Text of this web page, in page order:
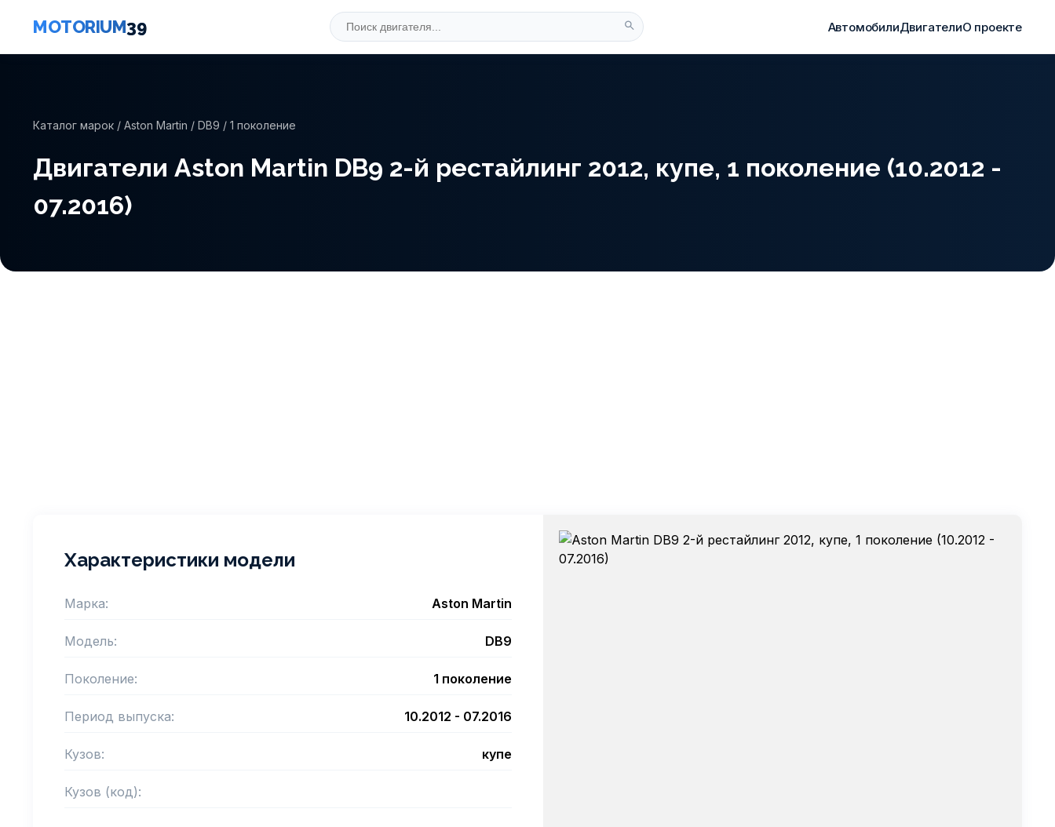
MOTORIUM39 АвтомобилиДвигателиО проекте
Каталог марок / Aston Martin / DB9 / 1 поколение
Двигатели Aston Martin DB9 2-й рестайлинг 2012, купе, 1 поколение (10.2012 -
07.2016)
Характеристики модели
Марка: Aston Martin
Модель: DB9
Поколение: 1 поколение
Период выпуска: 10.2012 - 07.2016
Кузов: купе
Кузов (код):